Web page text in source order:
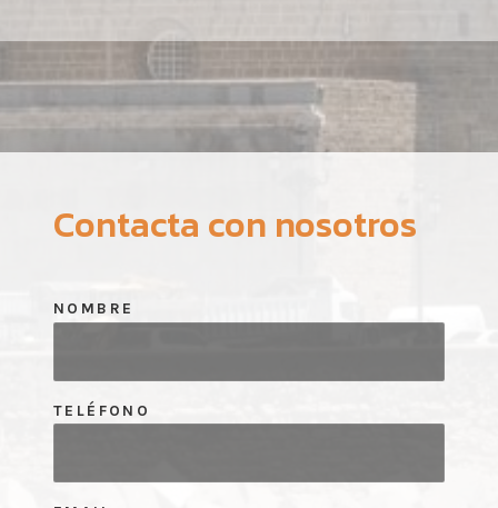
Contacta con nosotros
NOMBRE
TELÉFONO